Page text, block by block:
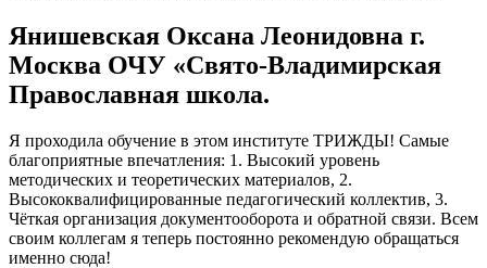
Янишевская Оксана Леонидовна г.
Москва ОЧУ «Свято-Владимирская
Православная школа.
Я проходила обучение в этом институте ТРИЖДЫ! Самые
благоприятные впечатления: 1. Высокий уровень
методических и теоретических материалов, 2.
Высококвалифицированные педагогический коллектив, 3.
Чёткая организация документооборота и обратной связи. Всем
своим коллегам я теперь постоянно рекомендую обращаться
именно сюда!